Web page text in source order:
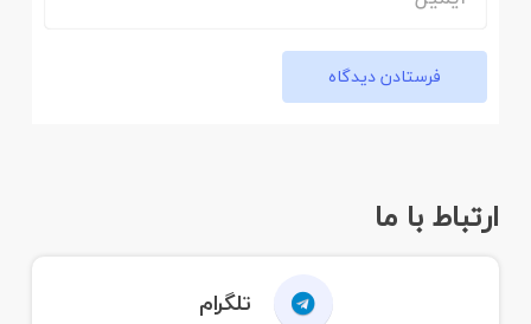
فرستادن دیدگاه
ارتباط با ما
تلگرام